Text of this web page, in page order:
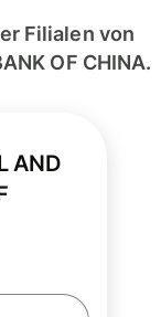
Filialen von
OF CHINA.
AND